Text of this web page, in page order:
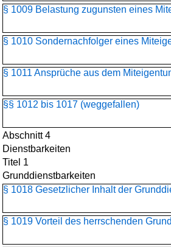
§ 1009 Belastung zugunsten eines
§ 1010 Sondernachfolger eines
§ 1011 Ansprüche aus dem
§§ 1012 bis 1017 (weggefallen)
Abschnitt 4
Dienstbarkeiten
Titel 1
Grunddienstbarkeiten
§ 1018 Gesetzlicher Inhalt der
§ 1019 Vorteil des herrschenden